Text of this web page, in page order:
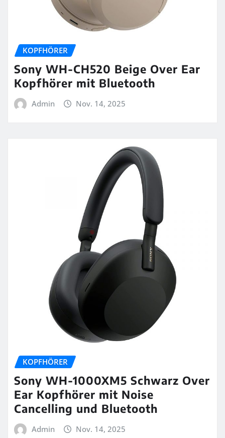
KOPFHÖRER
Sony WH-CH520 Beige Over Ear
Kopfhörer mit Bluetooth
Admin Nov. 14, 2025
KOPFHÖRER
Sony WH-1000XM5 Schwarz Over
Ear Kopfhörer mit Noise
Cancelling und Bluetooth
Admin Nov. 14, 2025